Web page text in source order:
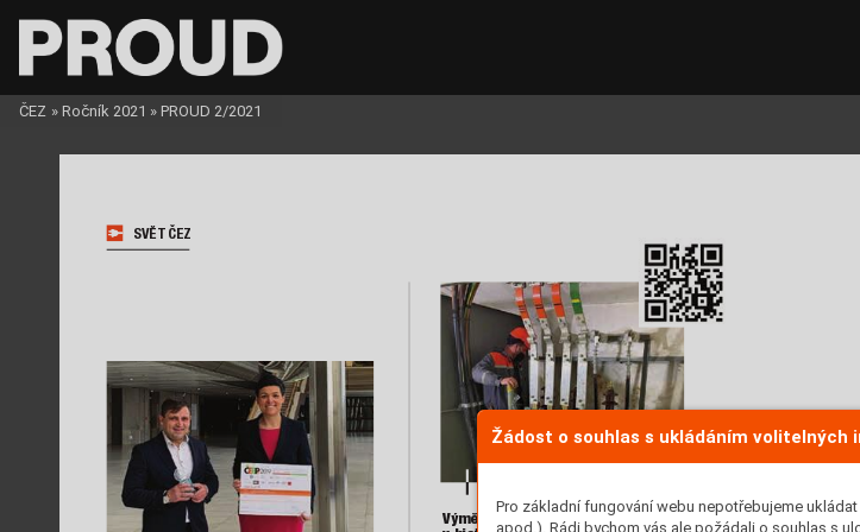
Žádost o souhlas s ukládáním volitelných
Pro základní fungování webu nepotřebujeme
apod.). Rádi bychom vás ale požádali o souhlas s
Výměna transformátorů
SVĚT ČEZ
ČEZ » Ročník 2021 » PROUD 2/2021